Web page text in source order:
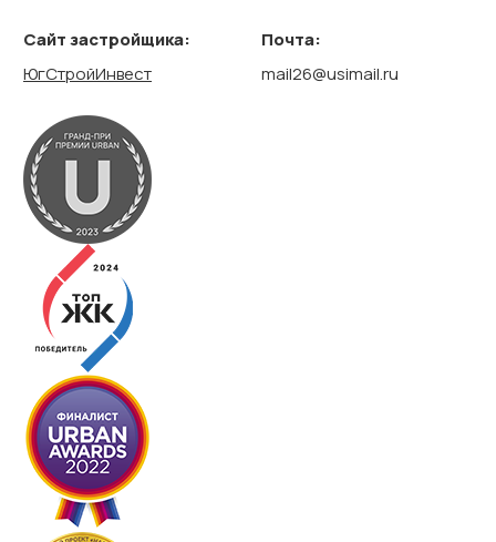
Сайт застройщика:
ЮгСтройИнвест
Почта:
mail26@usimail.ru